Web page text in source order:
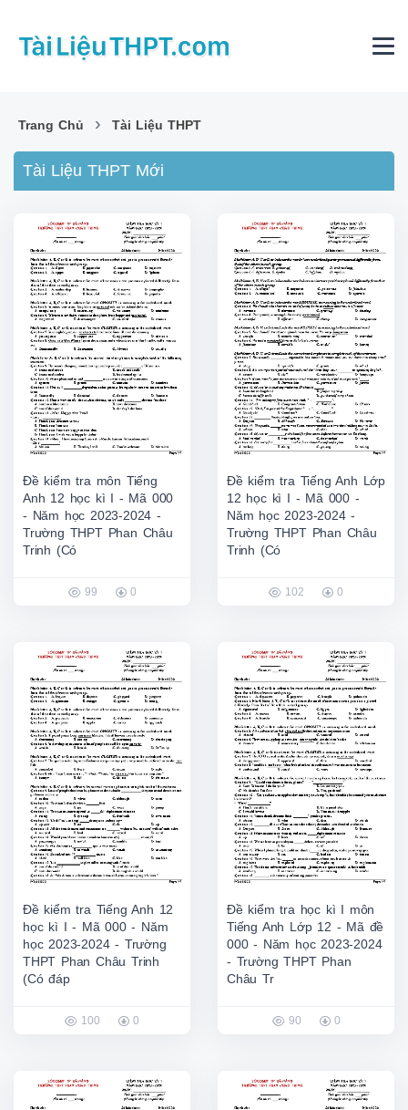
Trang Chủ › Tài Liệu THPT
Tài Liệu THPT Mới
Đề kiểm tra môn Tiếng
Anh 12 học kì I - Mã 000
- Năm học 2023-2024 -
Trường THPT Phan Châu
Trinh (Có
99 0
Đề kiểm tra Tiếng Anh Lớp
12 học kì I - Mã 000 -
Năm học 2023-2024 -
Trường THPT Phan Châu
Trinh (Có
102 0
Đề kiểm tra Tiếng Anh 12
học kì I - Mã 000 - Năm
học 2023-2024 - Trường
THPT Phan Châu Trinh
(Có đáp
100 0
Đề kiểm tra học kì I môn
Tiếng Anh Lớp 12 - Mã đề
000 - Năm học 2023-2024
- Trường THPT Phan
Châu Tr
90 0